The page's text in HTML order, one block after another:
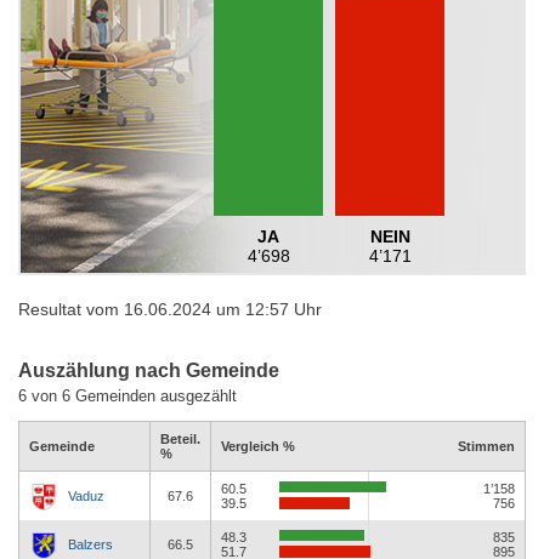
JA
4’698
NEIN
4’171
Resultat vom 16.06.2024 um 12:57 Uhr
Auszählung nach Gemeinde
6 von 6 Gemeinden ausgezählt
Gemeinde
Beteil.
%
Vergleich % Stimmen
Vaduz 67.6
60.5
39.5
1’158
756
Balzers 66.5
48.3
51.7
835
895